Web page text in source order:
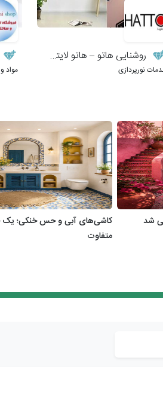
روشنایی هاتو – هاتو لایتینگ
نورپردازی مواد
شد
کاشی‌های آبی و حس خنکی؛ یک
متفاوت